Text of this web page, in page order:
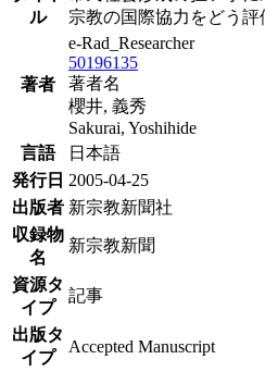
ル
宗教の国際協力をどう評
著者
e-Rad_Researcher
50196135
著者名
櫻井, 義秀
Sakurai, Yoshihide
言語
日本語
発行日 2005-04-25
出版者 新宗教新聞社
収録物
名
新宗教新聞
資源タ
イプ
記事
出版タ
イプ
Accepted Manuscript